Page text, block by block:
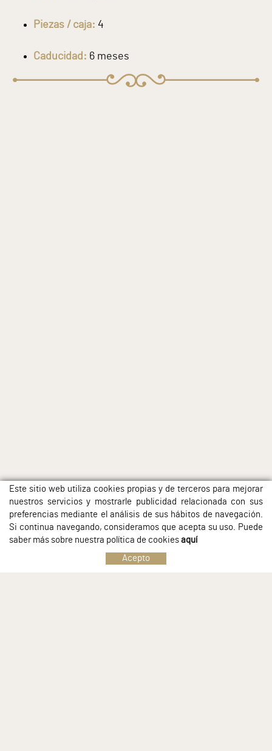
Piezas / caja: 4
Caducidad: 6 meses
Este sitio web utiliza cookies propias y de terceros para mejorar
nuestros servicios y mostrarle publicidad relacionada con sus
preferencias mediante el análisis de sus hábitos de navegación.
Si continua navegando, consideramos que acepta su uso. Puede
saber más sobre nuestra política de cookies aquí
Acepto